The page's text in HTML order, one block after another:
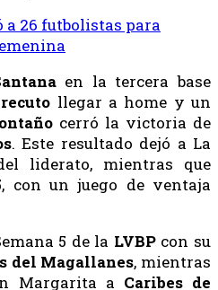
26 futbolistas para
en la tercera base
llegar a home y un
cerró la victoria de
. Este resultado dejó a La
liderato, mientras que
con un juego de ventaja
5 de la LVBPcon su
del Magallanes, mientras
Margarita a Caribes de